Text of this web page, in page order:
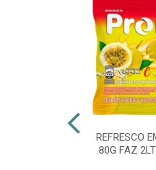
REFRESCO
80G FAZ